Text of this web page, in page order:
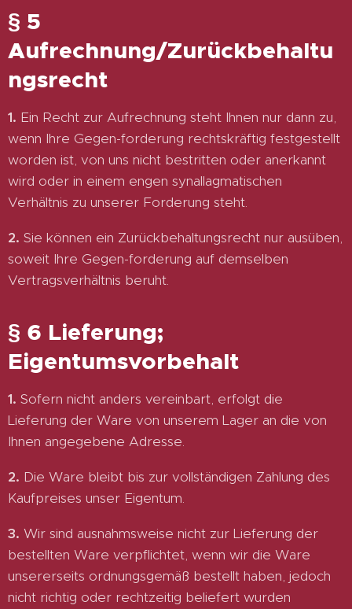
§ 5
Aufrechnung/Zurückbehaltu
ngsrecht
1. Ein Recht zur Aufrechnung steht Ihnen nur dann zu,
wenn Ihre Gegen-forderung rechtskräftig festgestellt
worden ist, von uns nicht bestritten oder anerkannt
wird oder in einem engen synallagmatischen
Verhältnis zu unserer Forderung steht.
2. Sie können ein Zurückbehaltungsrecht nur ausüben,
soweit Ihre Gegen-forderung auf demselben
Vertragsverhältnis beruht.
§ 6 Lieferung;
Eigentumsvorbehalt
1. Sofern nicht anders vereinbart, erfolgt die
Lieferung der Ware von unserem Lager an die von
Ihnen angegebene Adresse.
2. Die Ware bleibt bis zur vollständigen Zahlung des
Kaufpreises unser Eigentum.
3. Wir sind ausnahmsweise nicht zur Lieferung der
bestellten Ware verpflichtet, wenn wir die Ware
unsererseits ordnungsgemäß bestellt haben, jedoch
nicht richtig oder rechtzeitig beliefert wurden